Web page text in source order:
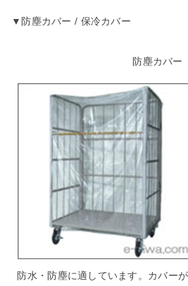
▼防塵カバー / 保冷カバー
防塵カバー
防水・防塵に適しています。カバー